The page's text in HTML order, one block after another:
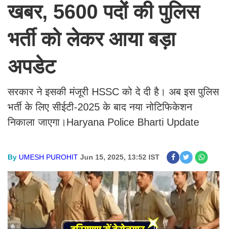
खबर, 5600 पदों की पुलिस
भर्ती को लेकर आया बड़ा
अपडेट
सरकार ने इसकी मंजूरी HSSC को दे दी है। अब इस पुलिस
भर्ती के लिए सीईटी-2025 के बाद नया नोटिफिकेशन
निकाला जाएगा।Haryana Police Bharti Update
By UMESH PUROHIT Jun 15, 2025, 13:52 IST